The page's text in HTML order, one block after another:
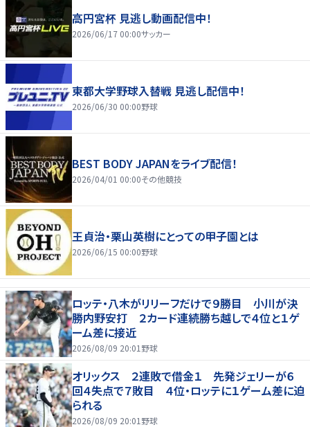
高円宮杯 見逃し動画配信中！
2026/06/17 00:00サッカー
東都大学野球入替戦 見逃し配信中！
2026/06/30 00:00野球
BEST BODY JAPANをライブ配信！
2026/04/01 00:00その他競技
王貞治・栗山英樹にとっての甲子園とは
2026/06/15 00:00野球
ロッテ・八木がリリーフだけで９勝目 小川が決
勝内野安打 ２カード連続勝ち越しで４位と１ゲ
ーム差に接近
2026/08/09 20:01 野球
オリックス ２連敗で借金１ 先発ジェリーが６
回４失点で７敗目 ４位・ロッテに１ゲーム差に迫
られる
2026/08/09 20:01 野球